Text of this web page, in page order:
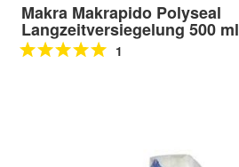
Makra Makrapido Polyseal
Langzeitversiegelung 500 ml
1